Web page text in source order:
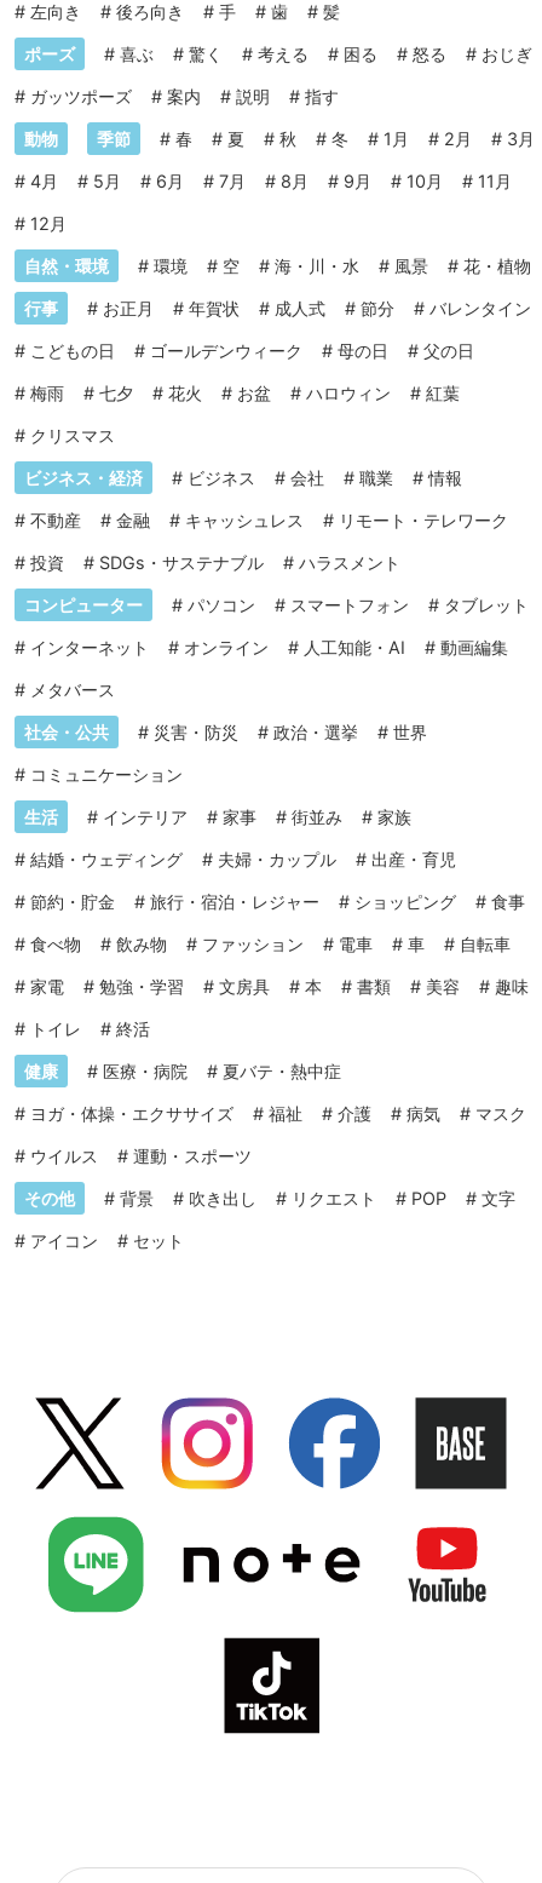
# 左向き # 後ろ向き # 手 # 歯 # 髪
ポーズ # 喜ぶ # 驚く # 考える # 困る # 怒る # おじぎ
# ガッツポーズ # 案内 # 説明 # 指す
動物 季節 # 春 # 夏 # 秋 # 冬 # 1月 # 2月 # 3月
# 4月 # 5月 # 6月 # 7月 # 8月 # 9月 # 10月 # 11月
# 12月
自然・環境 # 環境 # 空 # 海・川・水 # 風景 # 花・植物
行事 # お正月 # 年賀状 # 成人式 # 節分 # バレンタイン
# こどもの日 # ゴールデンウィーク # 母の日 # 父の日
# 梅雨 # 七夕 # 花火 # お盆 # ハロウィン # 紅葉
# クリスマス
ビジネス・経済 # ビジネス # 会社 # 職業 #情報
# 不動産 # 金融 # キャッシュレス # リモート・テレワーク
# 投資 # SDGs・サステナブル # ハラスメント
コンピューター # パソコン # スマートフォン # タブレット
# インターネット # オンライン # 人工知能・AI # 動画編集
# メタバース
社会・公共 # 災害・防災 # 政治・選挙 # 世界
# コミュニケーション
生活 # インテリア # 家事 # 街並み # 家族
# 結婚・ウェディング # 夫婦・カップル # 出産・育児
# 節約・貯金 # 旅行・宿泊・レジャー # ショッピング # 食事
# 食べ物 # 飲み物 # ファッション # 電車 # 車 # 自転車
# 家電 # 勉強・学習 # 文房具 # 本 # 書類 # 美容 # 趣味
# トイレ # 終活
健康 # 医療・病院 # 夏バテ・熱中症
# ヨガ・体操・エクササイズ # 福祉 # 介護 # 病気 # マスク
# ウイルス # 運動・スポーツ
その他 # 背景 # 吹き出し # リクエスト # POP # 文字
# アイコン # セット